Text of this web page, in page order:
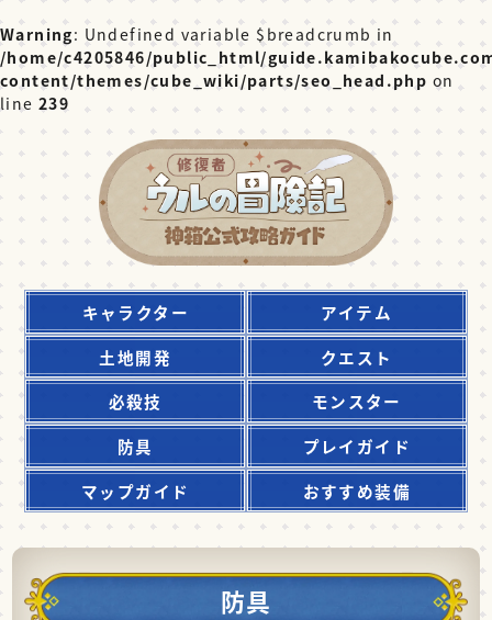
Warning: Undefined variable $breadcrumb in
/home/c4205846/public_html/
content/themes/cube_wiki/parts/seo_head.php on
line 239
キャラクター
アイテム
土地開発
クエスト
必殺技
モンスター
防具
プレイガイド
マップガイド
おすすめ装備
防具